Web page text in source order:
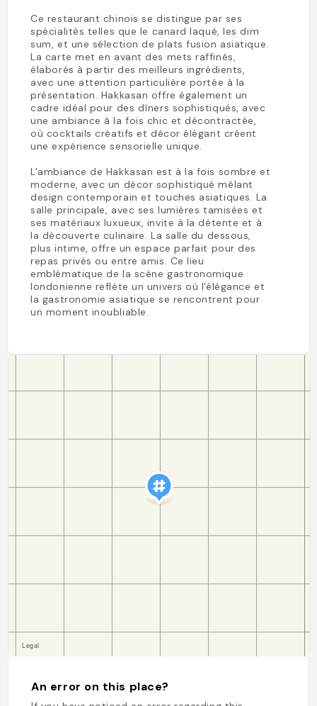
Ce restaurant chinois se distingue par ses
spécialités telles que le canard laqué, les dim
sum, et une sélection de plats fusion asiatique.
La carte met en avant des mets raffinés,
élaborés à partir des meilleurs ingrédients,
avec une attention particulière portée à la
présentation. Hakkasan offre également un
cadre idéal pour des dîners sophistiqués, avec
une ambiance à la fois chic et décontractée,
où cocktails créatifs et décor élégant créent
une expérience sensorielle unique.
L'ambiance de Hakkasan est à la fois sombre et
moderne, avec un décor sophistiqué mêlant
design contemporain et touches asiatiques. La
salle principale, avec ses lumières tamisées et
ses matériaux luxueux, invite à la détente et à
la découverte culinaire. La salle du dessous,
plus intime, offre un espace parfait pour des
repas privés ou entre amis. Ce lieu
emblématique de la scène gastronomique
londonienne reflète un univers où l'élégance et
la gastronomie asiatique se rencontrent pour
un moment inoubliable.
An error on this place?